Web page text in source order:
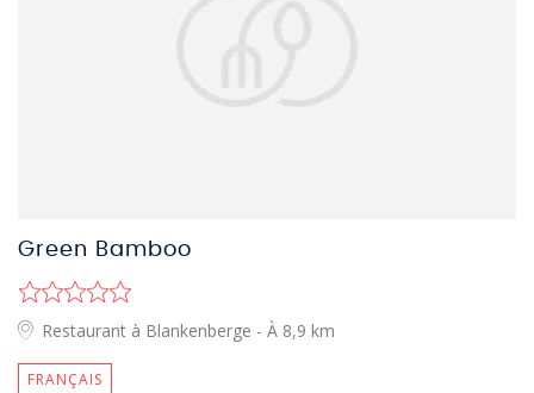
Green Bamboo
Restaurant à Blankenberge - À 8,9 km
FRANÇAIS